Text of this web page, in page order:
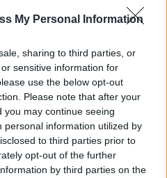
My Personal Information
sharing to third parties, or
sensitive information for
use the below opt-out
Please note that after your
may continue seeing
personal information utilized by
to third parties prior to
opt-out of the further
by third parties on the
της Google DeepMind ο
ρόλος που αναλαμβάνει